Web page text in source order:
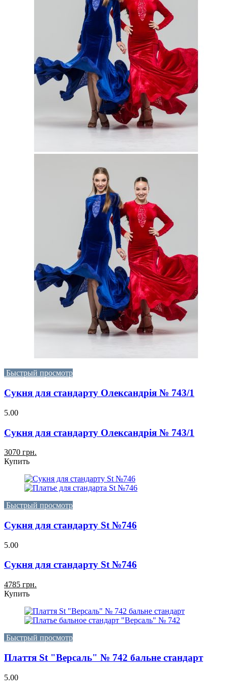
Быстрый просмотр
Сукня для стандарту Олександрія № 743/1
5.00
Сукня для стандарту Олександрія № 743/1
3070 грн.
Купить
Быстрый просмотр
Сукня для стандарту St №746
5.00
Сукня для стандарту St №746
4785 грн.
Купить
Быстрый просмотр
Плаття St "Версаль" № 742 бальне стандарт
5.00